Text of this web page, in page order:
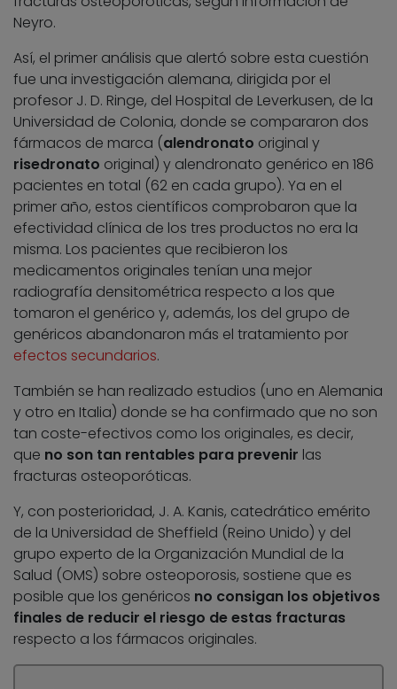
Neyro.
Así, el primer análisis que alertó sobre esta cuestión
fue una investigación alemana, dirigida por el
profesor J. D. Ringe, del Hospital de Leverkusen, de la
Universidad de Colonia, donde se compararon dos
fármacos de marca (alendronato original y
risedronato original) y alendronato genérico en 186
pacientes en total (62 en cada grupo). Ya en el
primer año, estos científicos comprobaron que la
efectividad clínica de los tres productos no era la
misma. Los pacientes que recibieron los
medicamentos originales tenían una mejor
radiografía densitométrica respecto a los que
tomaron el genérico y, además, los del grupo de
genéricos abandonaron más el tratamiento por
efectos secundarios.
También se han realizado estudios (uno en Alemania
y otro en Italia) donde se ha confirmado que no son
tan coste-efectivos como los originales, es decir,
que no son tan rentables para prevenir las
fracturas osteoporóticas.
Y, con posterioridad, J. A. Kanis, catedrático emérito
de la Universidad de Sheffield (Reino Unido) y del
grupo experto de la Organización Mundial de la
Salud (OMS) sobre osteoporosis, sostiene que es
posible que los genéricos no consigan los objetivos
finales de reducir el riesgo de estas fracturas
respecto a los fármacos originales.